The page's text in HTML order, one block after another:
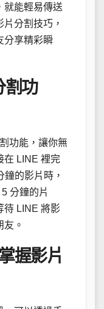
就能輕易傳送
分割技巧，
分享精彩瞬
割功
功能，讓你無
在 LINE 裡完
的影片時，
分鐘的片
待 LINE 將影
。
握影片